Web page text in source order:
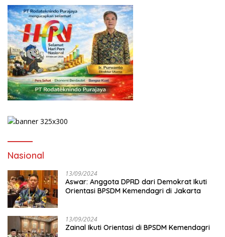
Nasional
13/09/2024
Aswar: Anggota DPRD dari Demokrat Ikuti
Orientasi BPSDM Kemendagri di Jakarta
13/09/2024
Zainal Ikuti Orientasi di BPSDM Kemendagri